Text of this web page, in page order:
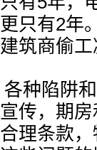
只有2年
筑商偷
种陷阱
传，期
理条款